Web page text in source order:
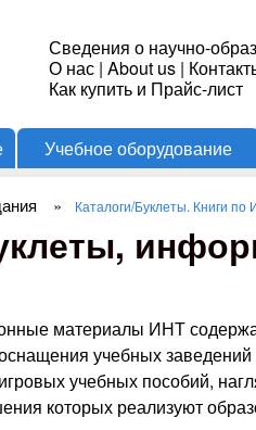
Сведения о научно-
О нас | About us |
Как купить и Прайс-лист
Учебное оборудование
» Каталоги/Буклеты. Книги по
материалы ИНТ
учебных
учебных пособий,
которых реализуют